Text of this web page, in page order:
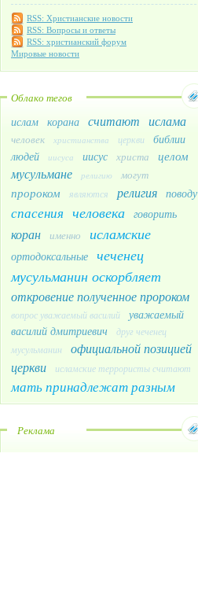
RSS: Христианские новости
RSS: Вопросы и ответы
RSS: христианский форум
Мировые новости
Облако тегов
ислам корана считают ислама
человек христианства церкви
библии
людей
иисуса иисус христа целом
мусульмане религию могут
пророком являются религия поводу
спасения человека говорить
коран именно исламские
ортодоксальные чеченец
мусульманин оскорбляет
откровение полученное пророком
вопрос уважаемый василий
уважаемый
василий дмитриевич
друг чеченец
мусульманин
официальной позицией
церкви
исламские террористы считают
мать принадлежат разным
Реклама